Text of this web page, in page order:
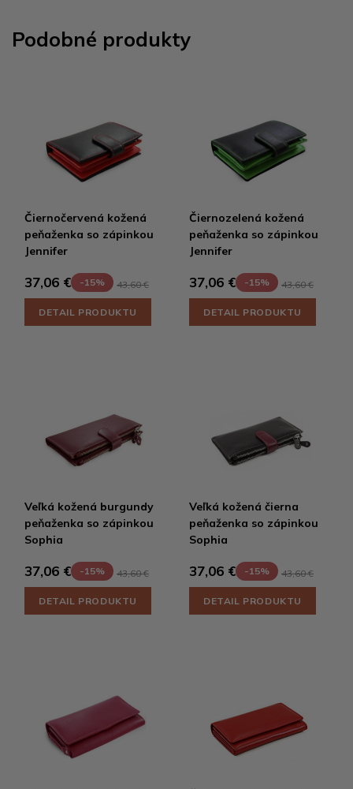
Podobné produkty
Čiernočervená kožená
peňaženka so zápinkou
Jennifer
37,06 € -15% 43,60 €
DETAIL PRODUKTU
Čiernozelená kožená
peňaženka so zápinkou
Jennifer
37,06 € -15% 43,60 €
DETAIL PRODUKTU
Veľká kožená burgundy
peňaženka so zápinkou
Sophia
37,06 € -15% 43,60 €
DETAIL PRODUKTU
Veľká kožená čierna
peňaženka so zápinkou
Sophia
37,06 € -15% 43,60 €
DETAIL PRODUKTU